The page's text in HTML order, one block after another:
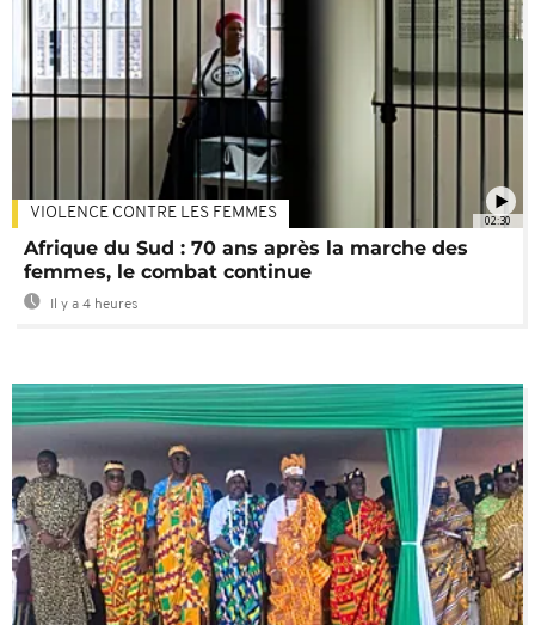
02:30
VIOLENCE CONTRE LES FEMMES
Afrique du Sud : 70 ans après la marche des
femmes, le combat continue
Il y a 4 heures